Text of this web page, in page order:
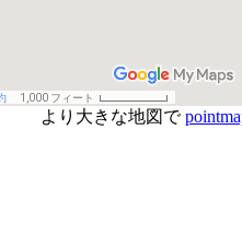
より大きな地図で